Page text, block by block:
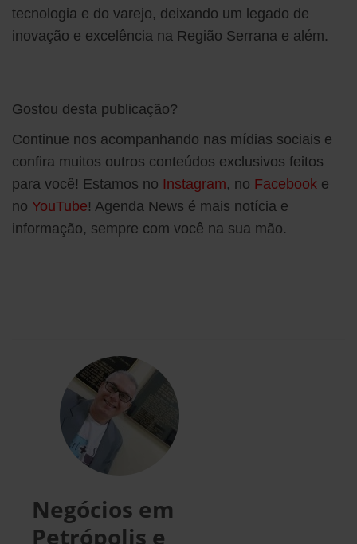
tecnologia e do varejo, deixando um legado de
inovação e excelência na Região Serrana e além.
Gostou desta publicação?
Continue nos acompanhando nas mídias sociais e
confira muitos outros conteúdos exclusivos feitos
para você! Estamos no Instagram, no Facebook e
no YouTube! Agenda News é mais notícia e
informação, sempre com você na sua mão.
Negócios em
Petrópolis e